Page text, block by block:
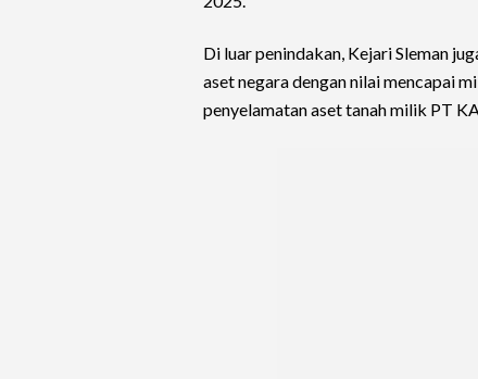
Di luar penindakan, Kejari Sleman
aset negara dengan nilai mencapai
penyelamatan aset tanah milik PT